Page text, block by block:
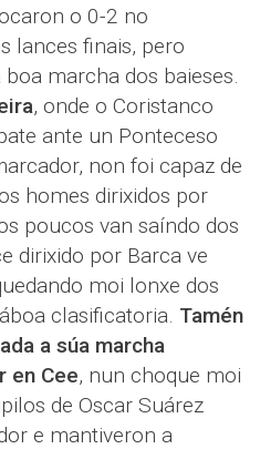
o 0-2 no
lances finais, pero
marcha dos baieses.
, onde o Coristanco
ante un Ponteceso
non foi capaz de
homes dirixidos por
poucos van saíndo dos
dirixido por Barca ve
moi lonxe dos
clasificatoria. Tamén
a súa marcha
en Cee, nun choque moi
de Oscar Suárez
e mantiveron a